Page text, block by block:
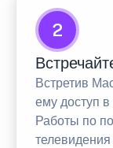
2
Встретив
ему доступ
Работы по